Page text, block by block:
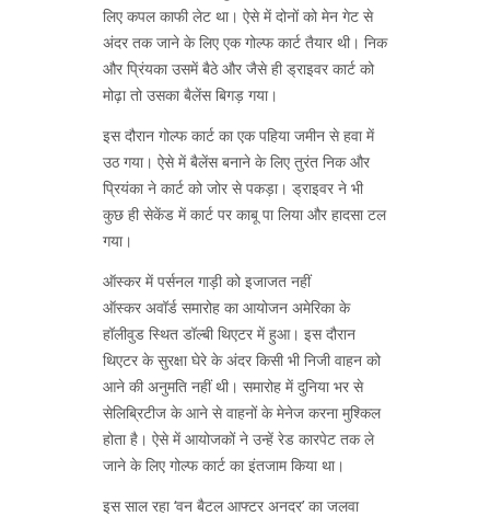
लिए कपल काफी लेट था। ऐसे में दोनों को मेन गेट से
अंदर तक जाने के लिए एक गोल्फ कार्ट तैयार थी। निक
और प्रिंयका उसमें बैठे और जैसे ही ड्राइवर कार्ट को
मोढ़ा तो उसका बैलेंस बिगड़ गया।
इस दौरान गोल्फ कार्ट का एक पहिया जमीन से हवा में
उठ गया। ऐसे में बैलेंस बनाने के लिए तुरंत निक और
प्रियंका ने कार्ट को जोर से पकड़ा। ड्राइवर ने भी
कुछ ही सेकेंड में कार्ट पर काबू पा लिया और हादसा टल
गया।
ऑस्कर में पर्सनल गाड़ी को इजाजत नहीं
ऑस्कर अवॉर्ड समारोह का आयोजन अमेरिका के
हॉलीवुड स्थित डॉल्बी थिएटर में हुआ। इस दौरान
थिएटर के सुरक्षा घेरे के अंदर किसी भी निजी वाहन को
आने की अनुमति नहीं थी। समारोह में दुनिया भर से
सेलिब्रिटीज के आने से वाहनों के मेनेज करना मुश्किल
होता है। ऐसे में आयोजकों ने उन्हें रेड कारपेट तक ले
जाने के लिए गोल्फ कार्ट का इंतजाम किया था।
इस साल रहा ‘वन बैटल आफ्टर अनदर’ का जलवा